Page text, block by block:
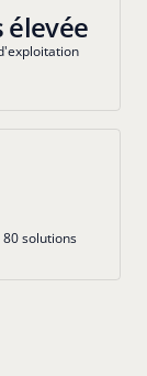
solutions